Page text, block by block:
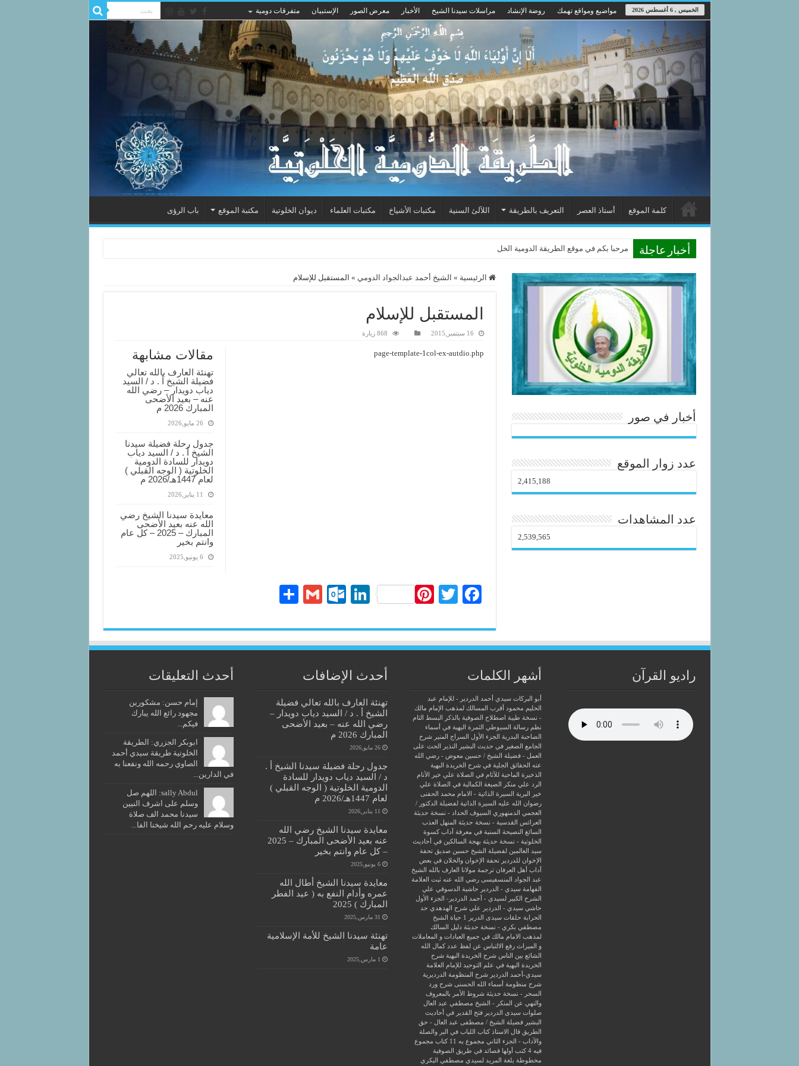
الخميس , 6 أغسطس 2026 مواضيع ومواقع تهمك روضة الإنشاد مراسلات سيدنا الشيخ الأخبار معرض الصور الإستبيان متفرقات دومية
كلمة الموقع أستاذ العصر التعريف بالطريقة اللآلئ السنية مكتبات الأشياخ مكتبات العلماء ديوان الخلوتية مكتبة الموقع باب الرؤى
أخبار عاجلة مرحبا بكم في موقع الطريقة الدومية الخلوتية بشكله الجديد
الرئيسية » الشيخ أحمد عبدالجواد الدومي » المستقبل للإسلام
المستقبل للإسلام
16 سبتمبر,2015 868 زيارة
مقالات مشابهة
تهنئة العارف بالله تعالي
فضيلة الشيخ أ . د / السيد
دياب دويدار – رضي الله
عنه – بعيد الأضحى
المبارك 2026 م
26 مايو,2026
جدول رحلة فضيلة سيدنا
الشيخ أ . د / السيد دياب
دويدار للسادة الدومية
الخلوتية ( الوجه القبلي )
لعام 1447هـ/2026 م
11 يناير,2026
معايدة سيدنا الشيخ رضي
الله عنه بعيد الأضحى
المبارك – 2025 – كل عام
وانتم بخير
6 يونيو,2025
page-template-1col-ex-autdio.php
Fa
bo
ok
T
tte
r
er
es
Li
ed
In
O
lo
ok
.c
o
m
G
ail
re
أخبار في صور
عدد زوار الموقع
2,415,188
عدد المشاهدات
2,539,565
راديو القرآن أشهر الكلمات
أبو البركات سيدي أحمد الدردير - للإمام عبد
الحليم محمود
أقرب المسالك لمذهب الإمام مالك
- نسخة طيبة اصطلاح الصوفية بالذكر
البسط التام
نظم رسالة السيوطي
الثمرة البهية في أسماء
الصاحبة البدرية
الجزء الأول السراج المنير شرح
الجامع الصغير في حديث البشير النذير
الحث على
العمل - فضيلة الشيخ / حسين معوض - رضي الله
عنه
الحقائق الجلية في شرح الخريدة البهية
الذخيرة الماحية للآثام في الصلاة علي خير الأنام
الرد علي منكر الصيغة الكمالية في الصلاة علي
خير البرية
السيرة الذاتية - الامام محمد الحفنى
رضوان الله عليه
السيرة الذاتية لفضيلة الدكتور /
العجمي الدمنهوري
السيوف الحداد - نسخة حديثة
العرائس القدسية - نسخة حديثة
المنهل العذب
السائغ
النصيحة السنية في معرفة آداب كسوة
الخلوتية - نسخة حديثة بهجة السالكين في أحاديث
سيد العالمين لفضيلة الشيخ حسين صديق
تحفة
الإخوان للدردير تحفة الإخوان والخلان في بعض
آداب أهل العرفان ترجمة مولانا العارف بالله الشيخ
عبد الجواد المنسفيسى رضي الله عنه ثبت العلامة
الفهامة سيدي - الدردير
حاشية الدسوقي علي
الشرح الكبير لسيدي - أحمد الدردير- الجزء الأول
حاشي سيدي - الدردير علي شرح الهدهدي حد
الحرابة حلقات سيدى الدرير 1
حياة الشيخ
مصطفي بكري - نسخة حديثة دليل السالك
لمذهب الامام مالك في جميع العبادات و المعاملات
و الميراث رفع الالتباس عن لفظ عدد كمال الله
الشائع بين الناس شرح الخريدة البهية شرح
الخريدة البهية في علم التوحيد للإمام العلامة
سيدي-أحمد الدردير شرح المنظومة الدرديرية
شرح منظومة أسماء الله الحسنى شرح ورد
السحر - نسخة حديثة شروط الأمر بالمعروف
والنهي عن المنكر - الشيخ مصطفي عبد العال
صلوات سيدى الدردير فتح القدير في أحاديث
البشير فضيلة الشيخ / مصطفى عبد العال - حق
الطريق
قال الاستاذ كتاب اللباب في البر والصلة
والآداب - الجزء الثاني مجموع به 11 كتاب
مجموع
فيه 4 كتب أولها قصائد في طريق الصوفية
مخطوطة بلغة المريد لسيدي مصطفي البكري
أحدث الإضافات
تهنئة العارف بالله تعالي فضيلة
الشيخ أ . د / السيد دياب دويدار –
رضي الله عنه – بعيد الأضحى
المبارك 2026 م
26 مايو,2026
جدول رحلة فضيلة سيدنا الشيخ أ .
د / السيد دياب دويدار للسادة
الدومية الخلوتية ( الوجه القبلي )
لعام 1447هـ/2026 م
11 يناير,2026
معايدة سيدنا الشيخ رضي الله
عنه بعيد الأضحى المبارك – 2025
– كل عام وانتم بخير
6 يونيو,2025
معايدة سيدنا الشيخ أطال الله
عمره وأدام النفع به ( عيد الفطر
المبارك ) 2025
31 مارس,2025
تهنئة سيدنا الشيخ للأمة الإسلامية
عامة
1 مارس,2025
أحدث التعليقات
إمام حسن: مشكورين
مجهود رائع الله يبارك
فيكم...
ابوبكر الجزري: الطريقة
الخلوتية طريقة سيدي أحمد
الصاوي رحمه الله ونفعنا به
في الدارين...
sally Abdul: اللهم صل
وسلم على اشرف النيين
سيدنا محمد الف صلاة
وسلام عليه رحم الله شيخنا الفا...